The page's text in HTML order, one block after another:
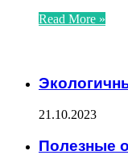
Read More »
21.10.2023
Полезные